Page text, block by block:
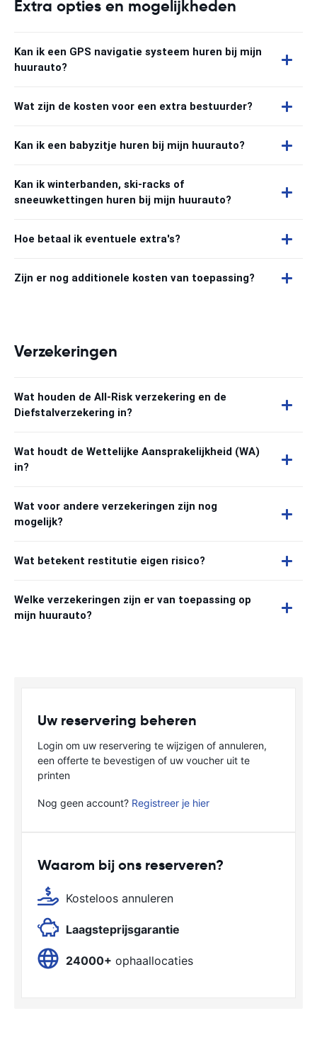
Extra opties en mogelijkheden
Kan ik een GPS navigatie systeem huren bij mijn
huurauto?
Wat zijn de kosten voor een extra bestuurder?
Kan ik een babyzitje huren bij mijn huurauto?
Kan ik winterbanden, ski-racks of
sneeuwkettingen huren bij mijn huurauto?
Hoe betaal ik eventuele extra's?
Zijn er nog additionele kosten van toepassing?
Verzekeringen
Wat houden de All-Risk verzekering en de
Diefstalverzekering in?
Wat houdt de Wettelijke Aansprakelijkheid (WA)
in?
Wat voor andere verzekeringen zijn nog
mogelijk?
Wat betekent restitutie eigen risico?
Welke verzekeringen zijn er van toepassing op
mijn huurauto?
Uw reservering beheren
Login om uw reservering te wijzigen of annuleren,
een offerte te bevestigen of uw voucher uit te
printen
Nog geen account? Registreer je hier
Waarom bij ons reserveren?
Kosteloos annuleren
Laagsteprijsgarantie
24000+ ophaallocaties